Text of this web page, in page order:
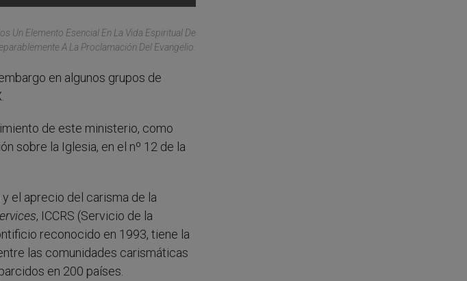
Un Elemento Esencial En La Vida Espiritual De
A La Proclamación Del Evangelio.
en algunos grupos de
de este ministerio, como
sobre la Iglesia, en el nº 12 de la
el aprecio del carisma de la
, ICCRS (Servicio de la
reconocido en 1993, tiene la
las comunidades carismáticas
en 200 países.